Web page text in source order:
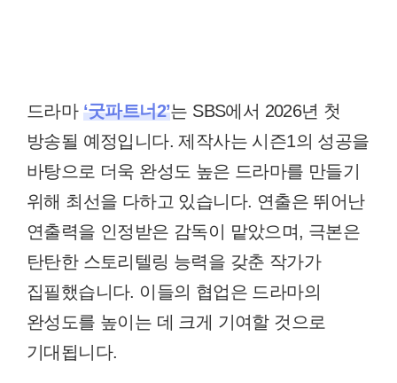
드라마 ‘굿파트너2’는 SBS에서 2026년 첫
방송될 예정입니다. 제작사는 시즌1의 성공을
바탕으로 더욱 완성도 높은 드라마를 만들기
위해 최선을 다하고 있습니다. 연출은 뛰어난
연출력을 인정받은 감독이 맡았으며, 극본은
탄탄한 스토리텔링 능력을 갖춘 작가가
집필했습니다. 이들의 협업은 드라마의
완성도를 높이는 데 크게 기여할 것으로
기대됩니다.